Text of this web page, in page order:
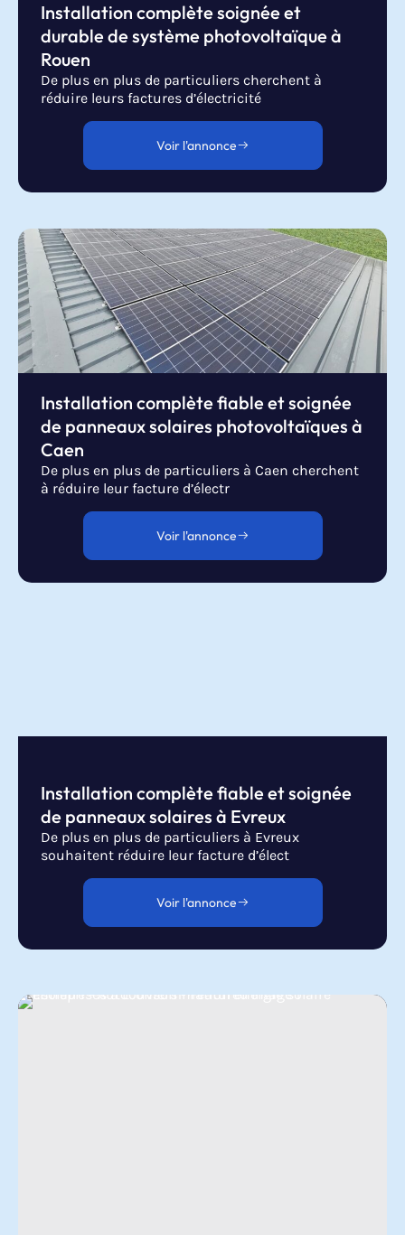
Installation complète soignée et
durable de système photovoltaïque à
Rouen
De plus en plus de particuliers cherchent à
réduire leurs factures d’électricité
Voir l'annonce
Installation complète fiable et soignée
de panneaux solaires photovoltaïques à
Caen
De plus en plus de particuliers à Caen cherchent
à réduire leur facture d’électr
Voir l'annonce
Installation complète fiable et soignée
de panneaux solaires à Evreux
De plus en plus de particuliers à Evreux
souhaitent réduire leur facture d’élect
Voir l'annonce